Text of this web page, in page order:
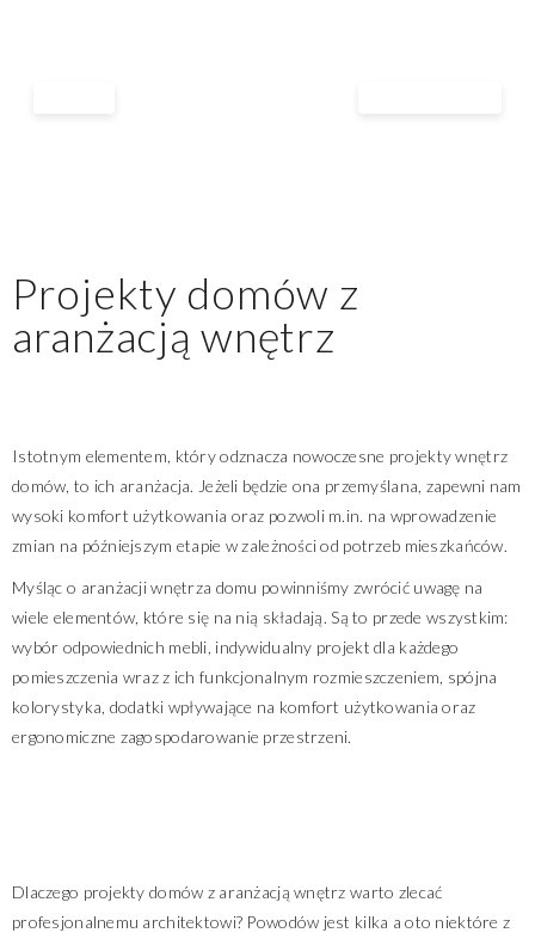
Projekty domów z
aranżacją wnętrz
Istotnym elementem, który odznacza nowoczesne projekty wnętrz
domów, to ich aranżacja. Jeżeli będzie ona przemyślana, zapewni nam
wysoki komfort użytkowania oraz pozwoli m.in. na wprowadzenie
zmian na późniejszym etapie w zależności od potrzeb mieszkańców.
Myśląc o aranżacji wnętrza domu powinniśmy zwrócić uwagę na
wiele elementów, które się na nią składają. Są to przede wszystkim:
wybór odpowiednich mebli, indywidualny projekt dla każdego
pomieszczenia wraz z ich funkcjonalnym rozmieszczeniem, spójna
kolorystyka, dodatki wpływające na komfort użytkowania oraz
ergonomiczne zagospodarowanie przestrzeni.
Dlaczego projekty domów z aranżacją wnętrz warto zlecać
profesjonalnemu architektowi? Powodów jest kilka a oto niektóre z